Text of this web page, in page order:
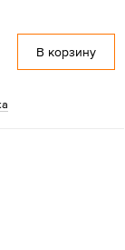
В корзину